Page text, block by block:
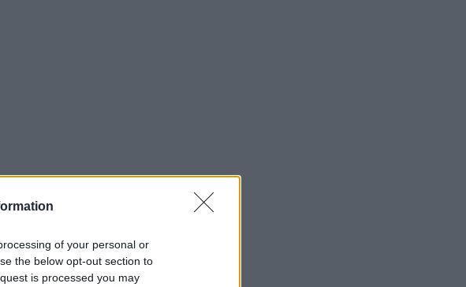
of your personal or
the below opt-out section to
is processed you may